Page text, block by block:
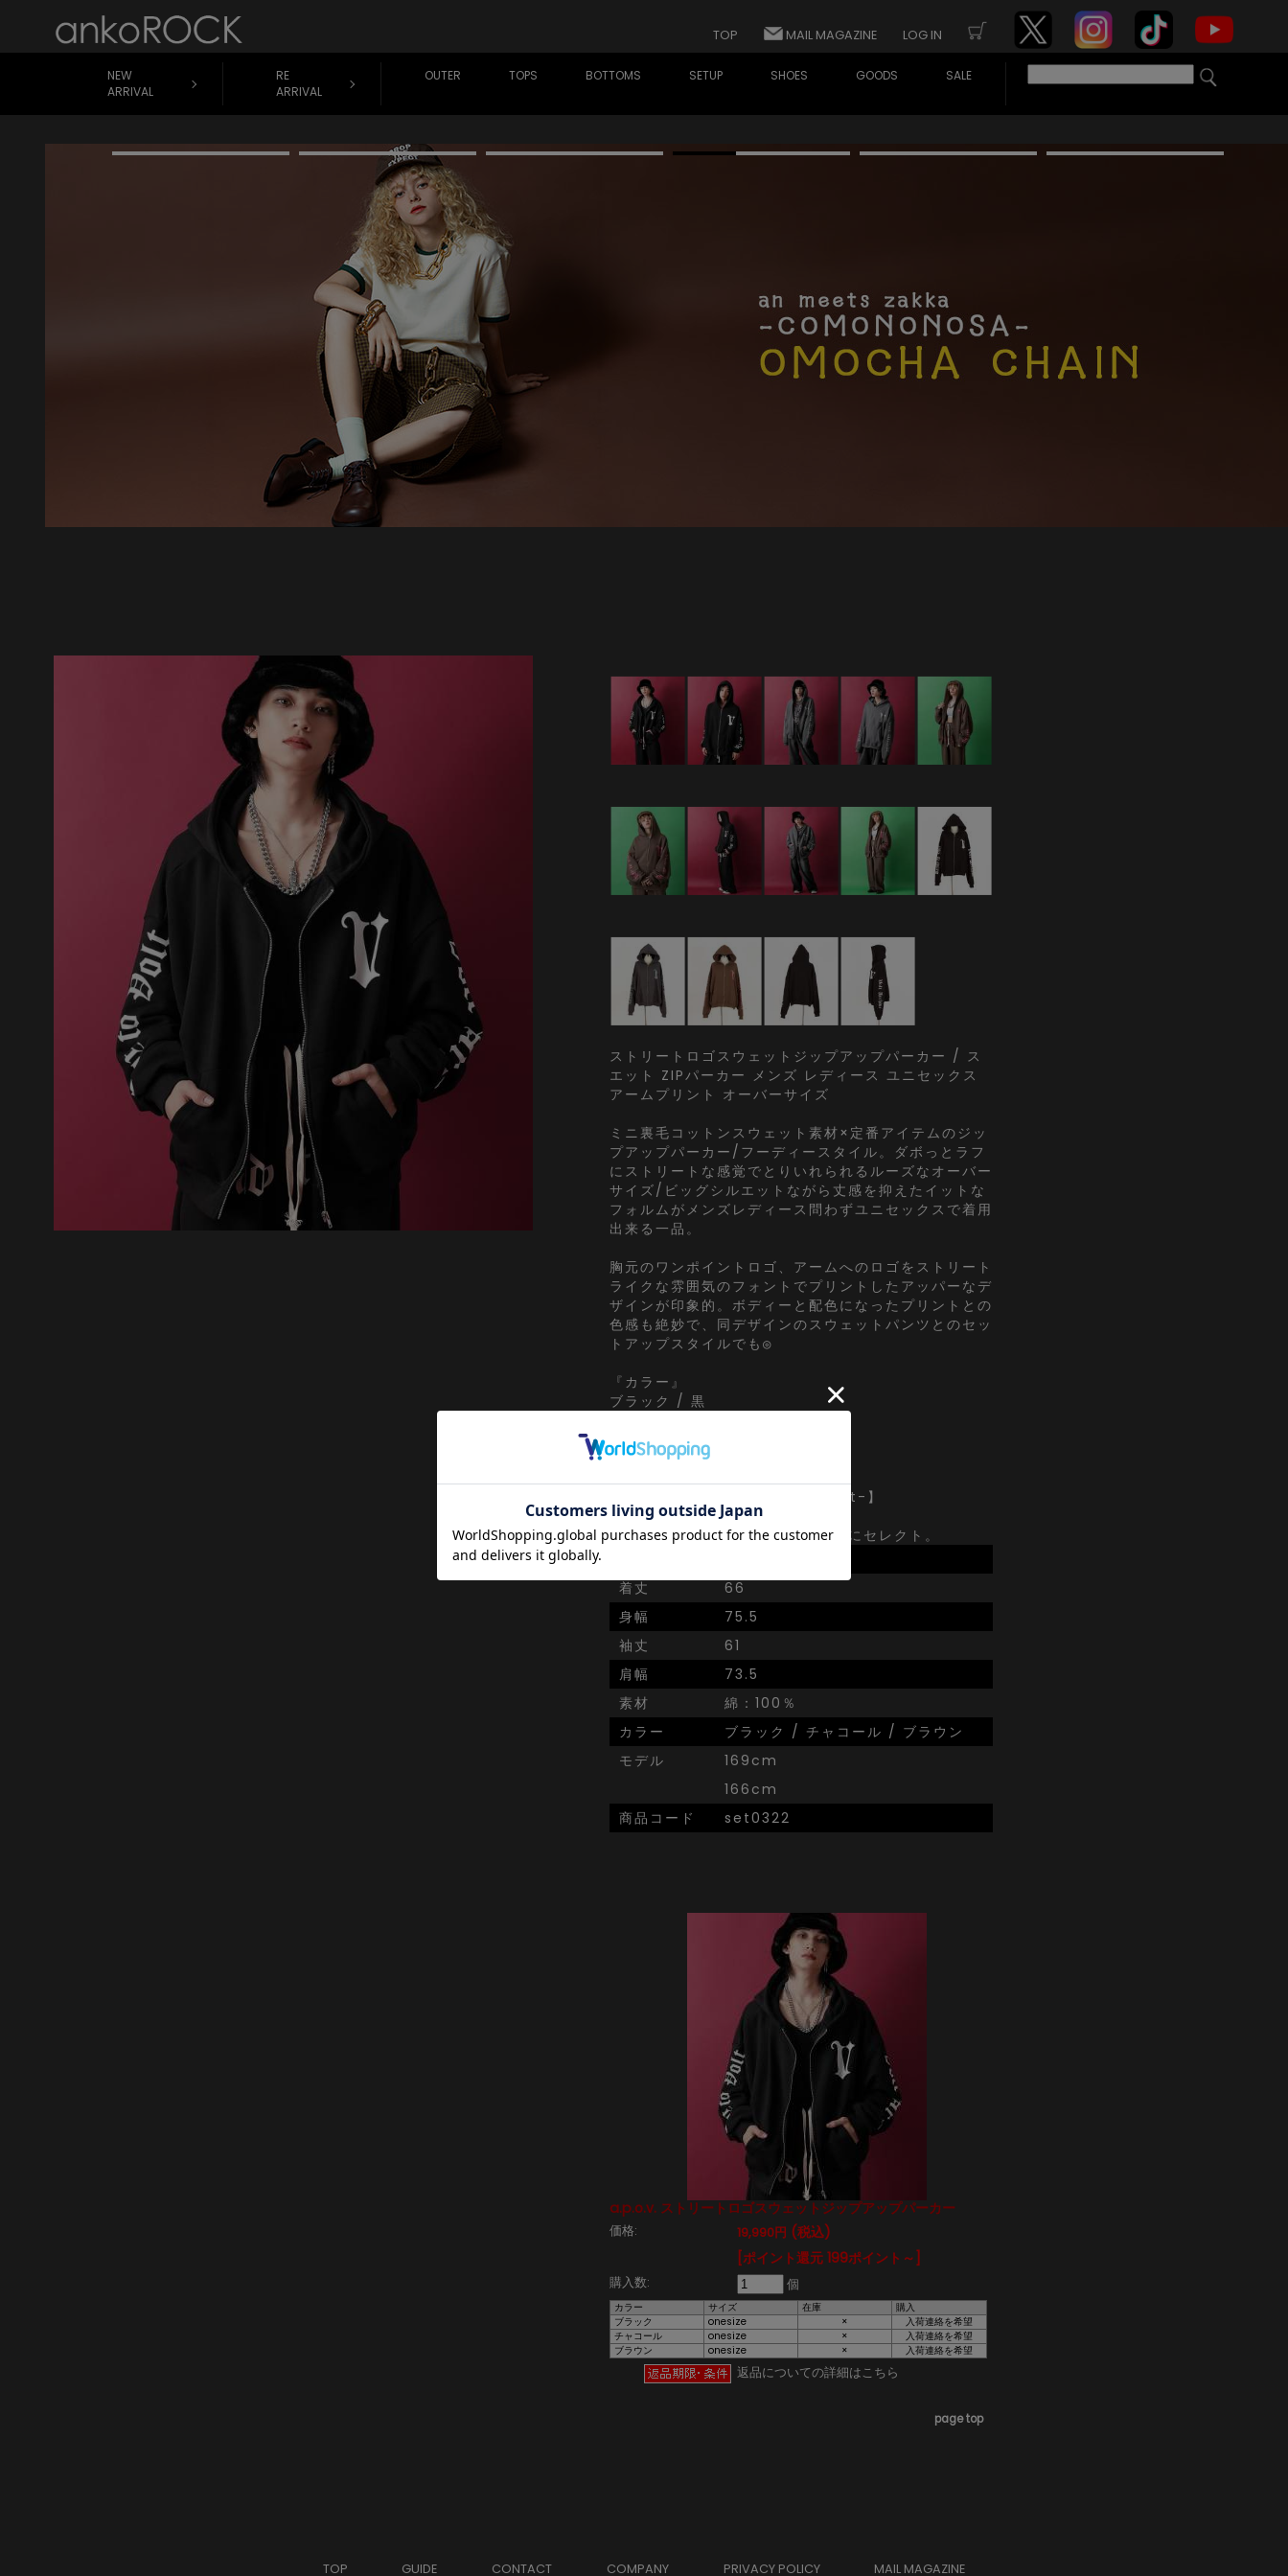
TOP MAIL MAGAZINE LOG IN
NEW
ARRIVAL
RE
ARRIVAL
OUTER TOPS BOTTOMS SETUP SHOES GOODS SALE
ストリートロゴスウェットジップアップパーカー / ス
エット ZIPパーカー メンズ レディース ユニセックス
アームプリント オーバーサイズ
ミニ裏毛コットンスウェット素材×定番アイテムのジッ
プアップパーカー/フーディースタイル。ダボっとラフ
にストリートな感覚でとりいれられるルーズなオーバー
サイズ/ビッグシルエットながら丈感を抑えたイットな
フォルムがメンズレディース問わずユニセックスで着用
出来る一品。
胸元のワンポイントロゴ、アームへのロゴをストリート
ライクな雰囲気のフォントでプリントしたアッパーなデ
ザインが印象的。ボディーと配色になったプリントとの
色感も絶妙で、同デザインのスウェットパンツとのセッ
トアップスタイルでも◎
『カラー』
ブラック / 黒
ブラウン / 茶
【a.p.o.v. -ankoROCK's select-】
a point of view...
【ankoROCK視点】をコンセプトにセレクト。
着丈
66
身幅
75.5
袖丈
61
肩幅
73.5
素材
綿：100％
カラー
ブラック / チャコール / ブラウン
モデル
169cm
166cm
商品コード
set0322
a.p.o.v. ストリートロゴスウェットジップアップパーカー
価格: 19,990円 (税込)
[ポイント還元 199ポイント～]
購入数: 個
カラー サイズ 在庫
購入
ブラック
onesize ×
入荷連絡を希望
チャコール
onesize ×
入荷連絡を希望
ブラウン
onesize × 入荷連絡を希望
返品についての詳細はこちら
page top
TOP GUIDE CONTACT COMPANY PRIVACY POLICY MAIL MAGAZINE